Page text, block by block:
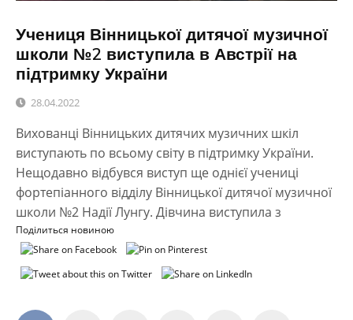
Учениця Вінницької дитячої музичної
школи №2 виступила в Австрії на
підтримку України
28.04.2022
Вихованці Вінницьких дитячих музичних шкіл
виступають по всьому світу в підтримку України.
Нещодавно відбувся виступ ще однієї учениці
фортепіанного відділу Вінницької дитячої музичної
школи №2 Надії Лунгу. Дівчина виступила з
Поділиться новиною